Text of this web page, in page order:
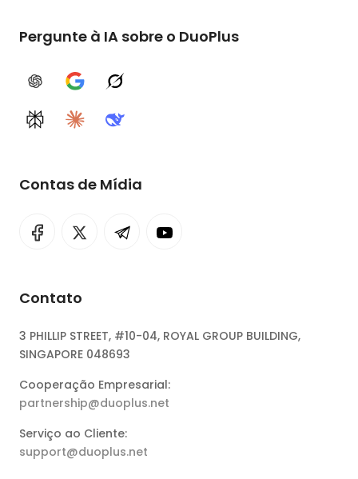
Pergunte à IA sobre o DuoPlus
ChatGPTGoogle AIGrok
PerplexityClaudeDeepSeek
Contas de Mídia
Contato
3 PHILLIP STREET, #10-04, ROYAL GROUP BUILDING,
SINGAPORE 048693
Cooperação Empresarial:
partnership@duoplus.net
Serviço ao Cliente:
support@duoplus.net